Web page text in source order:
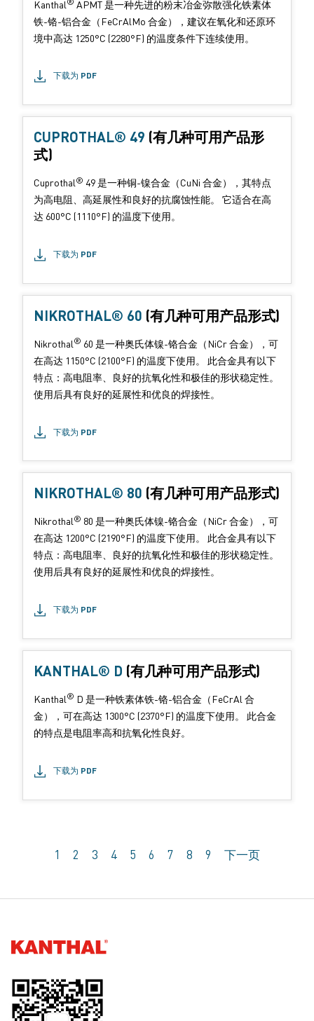
Kanthal
APMT 是一种先进的粉末冶金弥散强化铁素体
铁-铬-铝合金（FeCrAlMo 合金），建议在氧化和还原环
境中高达 1250°C (2280°F) 的温度条件下连续使用。
下载为 PDF
CUPROTHAL® 49 (有几种可用产品形
式)
Cuprothal® 49 是一种铜-镍合金（CuNi 合金），其特点
为高电阻、高延展性和良好的抗腐蚀性能。 它适合在高
达 600°C (1110°F) 的温度下使用。
下载为 PDF
NIKROTHAL® 60 (有几种可用产品形式)
Nikrothal® 60 是一种奥氏体镍-铬合金（NiCr 合金），可
在高达 1150°C (2100°F) 的温度下使用。 此合金具有以下
特点：高电阻率、良好的抗氧化性和极佳的形状稳定性。
使用后具有良好的延展性和优良的焊接性。
下载为 PDF
NIKROTHAL® 80 (有几种可用产品形式)
Nikrothal® 80 是一种奥氏体镍-铬合金（NiCr 合金），可
在高达 1200°C (2190°F) 的温度下使用。 此合金具有以下
特点：高电阻率、良好的抗氧化性和极佳的形状稳定性。
使用后具有良好的延展性和优良的焊接性。
下载为 PDF
KANTHAL® D (有几种可用产品形式)
Kanthal® D 是一种铁素体铁-铬-铝合金（FeCrAl 合
金），可在高达 1300°C (2370°F) 的温度下使用。 此合金
的特点是电阻率高和抗氧化性良好。
下载为 PDF
1 2 3 4 5 6 7 8 9 下一页
Kanthal®